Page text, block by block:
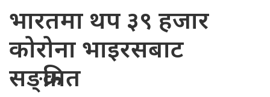
भारतमा थप ३९ हजार
कोरोना भाइरसबाट
सङ्क्रमित